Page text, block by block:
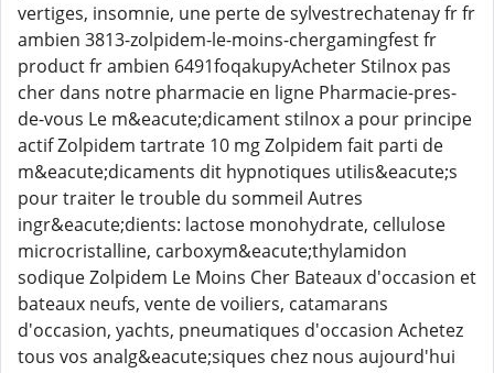
vertiges, insomnie, une perte de sylvestrechatenay fr fr
ambien 3813-zolpidem-le-moins-chergamingfest fr
product fr ambien 6491foqakupyAcheter Stilnox pas
cher dans notre pharmacie en ligne Pharmacie-pres-
de-vous Le m&eacute;dicament stilnox a pour principe
actif Zolpidem tartrate 10 mg Zolpidem fait parti de
m&eacute;dicaments dit hypnotiques utilis&eacute;s
pour traiter le trouble du sommeil Autres
ingr&eacute;dients: lactose monohydrate, cellulose
microcristalline, carboxym&eacute;thylamidon
sodique Zolpidem Le Moins Cher Bateaux d'occasion et
bateaux neufs, vente de voiliers, catamarans
d'occasion, yachts, pneumatiques d'occasion Achetez
tous vos analg&eacute;siques chez nous aujourd'hui